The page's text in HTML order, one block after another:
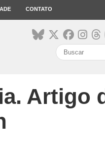
CONTATO
Artigo